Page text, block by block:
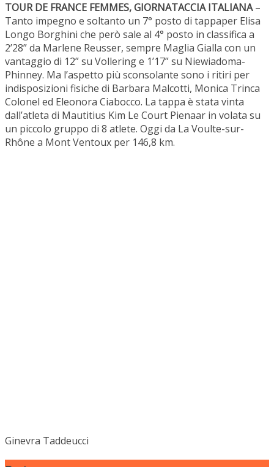
TOUR DE FRANCE FEMMES, GIORNATACCIA ITALIANA–
Tanto impegno e soltanto un 7° posto di tappaper Elisa
Longo Borghini che però sale al 4° posto in classifica a
2’28” da Marlene Reusser, sempre Maglia Gialla con un
vantaggio di 12” su Vollering e 1’17” su Niewiadoma-
Phinney. Ma l’aspetto più sconsolante sono i ritiri per
indisposizioni fisiche di Barbara Malcotti, Monica Trinca
Colonel ed Eleonora Ciabocco. La tappa è stata vinta
dall’atleta di Mautitius Kim Le Court Pienaar in volata su
un piccolo gruppo di 8 atlete. Oggi da La Voulte-sur-
Rhône a Mont Ventoux per 146,8 km.
Ginevra Taddeucci